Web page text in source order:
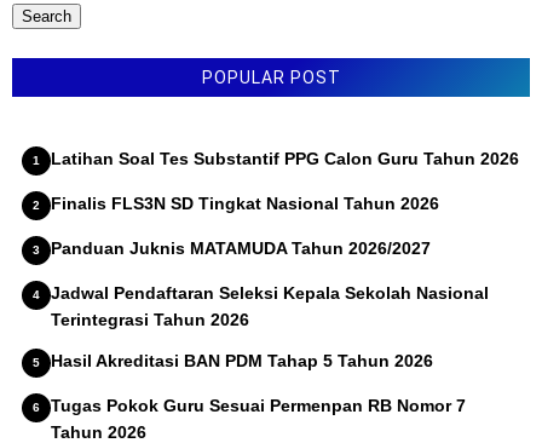
POPULAR POST
Latihan Soal Tes Substantif PPG Calon Guru Tahun 2026
Finalis FLS3N SD Tingkat Nasional Tahun 2026
Panduan Juknis MATAMUDA Tahun 2026/2027
Jadwal Pendaftaran Seleksi Kepala Sekolah Nasional
Terintegrasi Tahun 2026
Hasil Akreditasi BAN PDM Tahap 5 Tahun 2026
Tugas Pokok Guru Sesuai Permenpan RB Nomor 7
Tahun 2026